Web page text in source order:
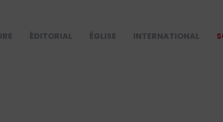
ÉDITORIAL ÉGLISE INTERNATIONAL